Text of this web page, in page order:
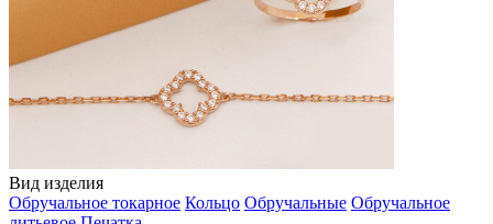
Вид изделия
Обручальное токарное Кольцо Обручальные Обручальное